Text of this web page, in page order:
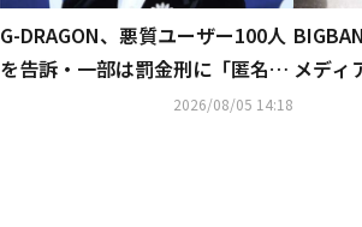
G-DRAGON、悪質ユーザー100人
を告訴・一部は罰金刑に「匿名ア
カウントも処罰の可能性」2026/08/05 14:18
メディ
で実